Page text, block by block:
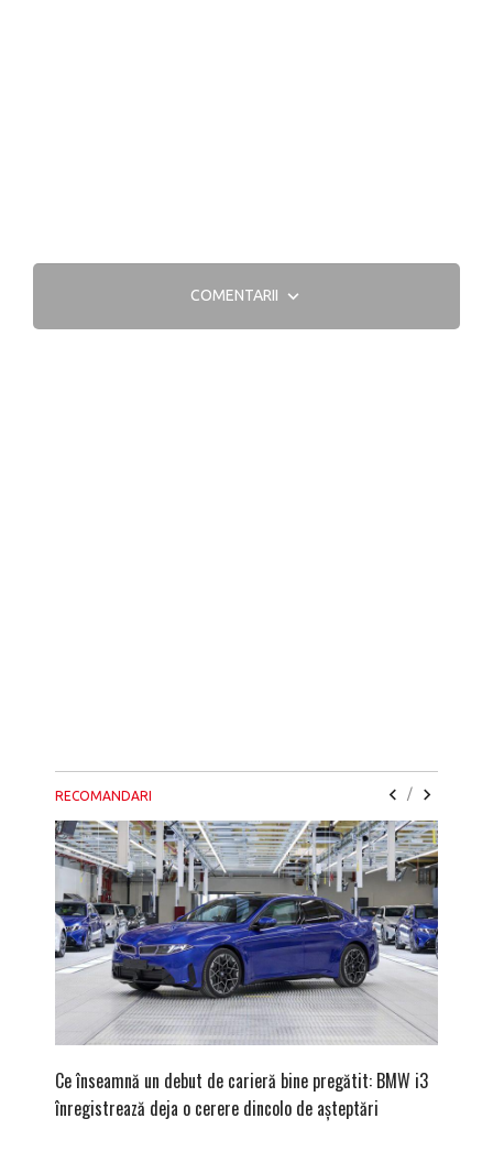
COMENTARII
RECOMANDARI /
Ce înseamnă un debut de carieră bine pregătit: BMW i3
înregistrează deja o cerere dincolo de așteptări